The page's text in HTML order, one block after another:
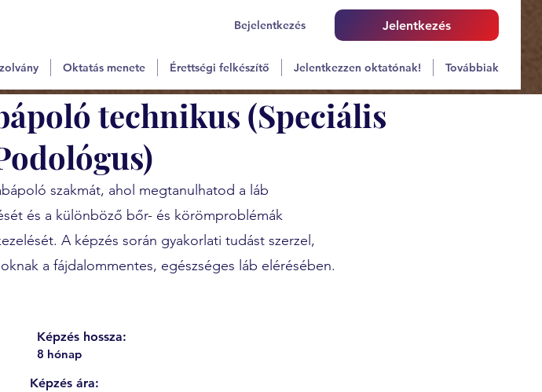
Bejelentkezés Jelentkezés
Oktatás menete Érettségi felkészítő Jelentkezzen oktatónak! Továbbiak
technikus (Speciális
szakmát, ahol megtanulhatod a láb
és a különböző bőr- és körömproblémák
A képzés során gyakorlati tudást szerzel,
a fájdalommentes, egészséges láb elérésében.
Képzés hossza:
8 hónap
Képzés ára: